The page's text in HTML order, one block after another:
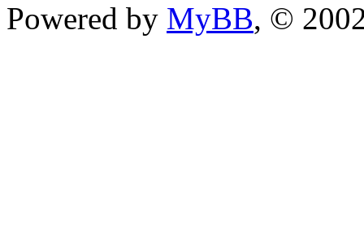
Es ist:10.08.2026, 06:51